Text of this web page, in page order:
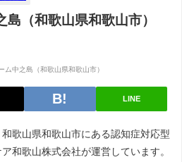
（和歌山県和歌山市）
LINE
歌山県和歌山市にある認知症対応型
和歌山株式会社が運営しています。